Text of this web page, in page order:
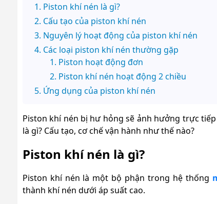
Piston khí nén là gì?
Cấu tạo của piston khí nén
Nguyên lý hoạt động của piston khí nén
Các loại piston khí nén thường gặp
Piston hoạt động đơn
Piston khí nén hoạt động 2 chiều
Ứng dụng của piston khí nén
Piston khí nén bị hư hỏng sẽ ảnh hưởng trực
là gì? Cấu tạo, cơ chế vận hành như thế nào?
Piston khí nén là gì?
Piston khí nén là một bộ phận trong hệ thống
thành khí nén dưới áp suất cao.